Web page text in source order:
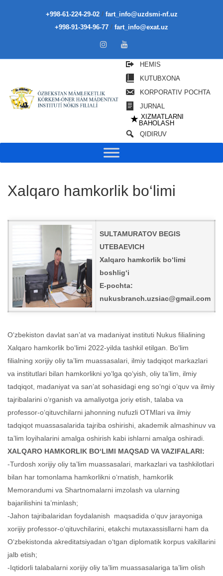
+998-61-224-29-02/ fart_info@uzdsmi-nf.uz
+998-91-394-96-77 / fart_info@exat.uz
HEMIS
KUTUBXONA
KORPORATIV POCHTA
JURNAL
★ XIZMATLARNI
BAHOLASH
QIDIRUV
Xalqaro hamkorlik bo‘limi
SULTAMURATOV BEGIS
UTEBAEVICH
Xalqaro hamkorlik bo‘limi
boshlig‘i
E-pochta:
nukusbranch.uzsiac@gmail.com
O‘zbekiston davlat san’at va madaniyat instituti Nukus filialining
Xalqaro hamkorlik bo‘limi 2022-yilda tashkil etilgan. Bo‘lim
filialning xorijiy oliy ta’lim muassasalari, ilmiy tadqiqot markazlari
va institutlari bilan hamkorlikni yo‘lga qo‘yish, oliy ta’lim, ilmiy
tadqiqot, madaniyat va san’at sohasidagi eng so‘ngi o‘quv va ilmiy
tajribalarini o‘rganish va amaliyotga joriy etish, talaba va
professor-o‘qituvchilarni jahonning nufuzli OTMlari va ilmiy
tadqiqot muassasalarida tajriba oshirishi, akademik almashinuv va
ta’lim loyihalarini amalga oshirish kabi ishlarni amalga oshiradi.
XALQARO HAMKORLIK BO‘LIMI MAQSAD VA VAZIFALARI:
-Turdosh xorijiy oliy ta’lim muassasalari, markazlari va tashkilotlari
bilan har tomonlama hamkorlikni o‘rnatish, hamkorlik
Memorandumi va Shartnomalarni imzolash va ularning
bajarilishini ta’minlash;
-Jahon tajribalaridan foydalanish maqsadida o‘quv jarayoniga
xorijiy professor-o‘qituvchilarini, etakchi mutaxassisllarni ham da
O‘zbekistonda akreditatsiyadan o‘tgan diplomatik korpus vakillarini
jalb etish;
-Iqtidorli talabalarni xorijiy oliy ta’lim muassasalariga ta’lim olish